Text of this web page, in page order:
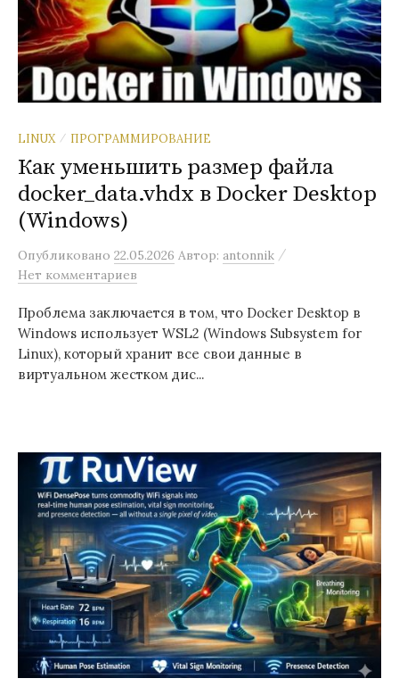
LINUX / ПРОГРАММИРОВАНИЕ
Как уменьшить размер файла
docker_data.vhdx в Docker Desktop
(Windows)
Опубликовано 22.05.2026 Автор: antonnik /
Нет комментариев
Проблема заключается в том, что Docker Desktop в
Windows использует WSL2 (Windows Subsystem for
Linux), который хранит все свои данные в
виртуальном жестком дис...